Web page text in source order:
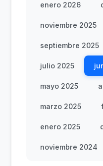
enero 2026
noviembre 2025
septiembre 2025
julio 2025
mayo 2025
marzo 2025
enero 2025
noviembre 2024